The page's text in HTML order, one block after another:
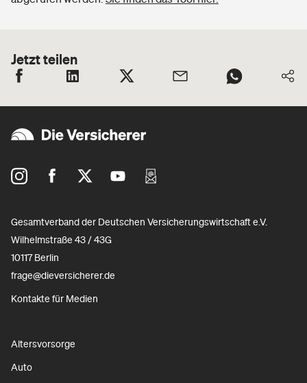
Jetzt teilen
Gesamtverband der Deutschen Versicherungswirtschaft e.V.
Wilhelmstraße 43 / 43G
10117 Berlin
frage@dieversicherer.de
Kontakte für Medien
Altersvorsorge
Auto